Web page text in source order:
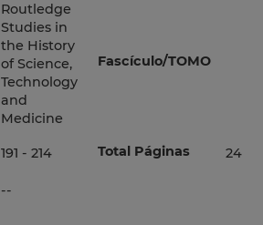
Routledge
Studies in
the History
of Science,
Technology
and
Medicine
Fascículo/TOMO
191 - 214 Total Páginas 24
--